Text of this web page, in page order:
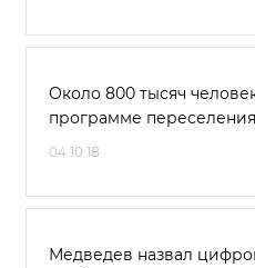
Около 800 тысяч
программе
04.10.18
Медведев назвал